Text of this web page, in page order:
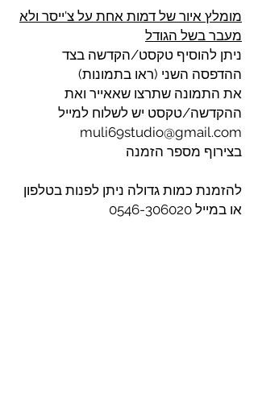
מומלץ איור של דמות אחת על צ'ייסר ולא
מעבר בשל הגודל
ניתן להוסיף טקסט/הקדשה בצד
ההדפסה השני (ראו בתמונות)
את התמונה שתרצו שאאייר ואת
ההקדשה/טקסט יש לשלוח למייל
muli69studio@gmail.com
בצירוף מספר הזמנה
להזמנת כמות גדולה ניתן לפנות בטלפון
או במייל 0546-306020